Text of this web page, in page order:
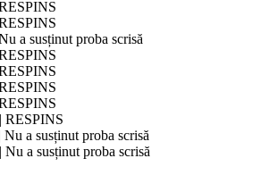
a susținut proba scrisă
RESPINS
a susținut proba scrisă
a susținut proba scrisă